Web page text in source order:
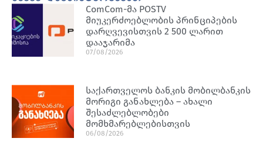
ComCom-მა POSTV
მიუკერძოებლობის პრინციპების
დარღვევისთვის 2 500 ლარით
დააჯარიმა
07/08/2026
საქართველოს ბანკის მობილბანკის
მორიგი განახლება – ახალი
შესაძლებლობები
მომხმარებლებისთვის
06/08/2026